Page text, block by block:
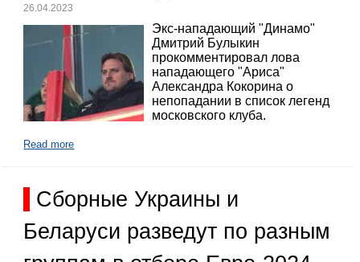
26.04.2023
Экс-нападающий "Динамо"
Дмитрий Булыкин
прокомментировал лова
нападающего "Ариса"
Александра Кокорина о
непопадании в список легенд
московского клуба.
Read more
Сборные Украины и
Беларуси разведут по разным